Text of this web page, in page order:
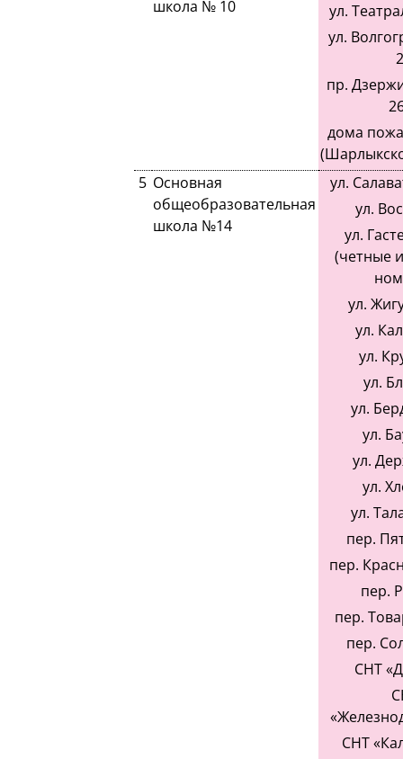
школа № 10
ул.
ул.
пр.
дома
5 Основная
общеобразовательная
школа №14
ул.
ул.
ул.
(четные
ул.
ул.
ул.
ул.
ул.
ул.
ул.
ул.
ул.
пер.
пер.
пер.
пер.
пер.
СНТ
СНТ